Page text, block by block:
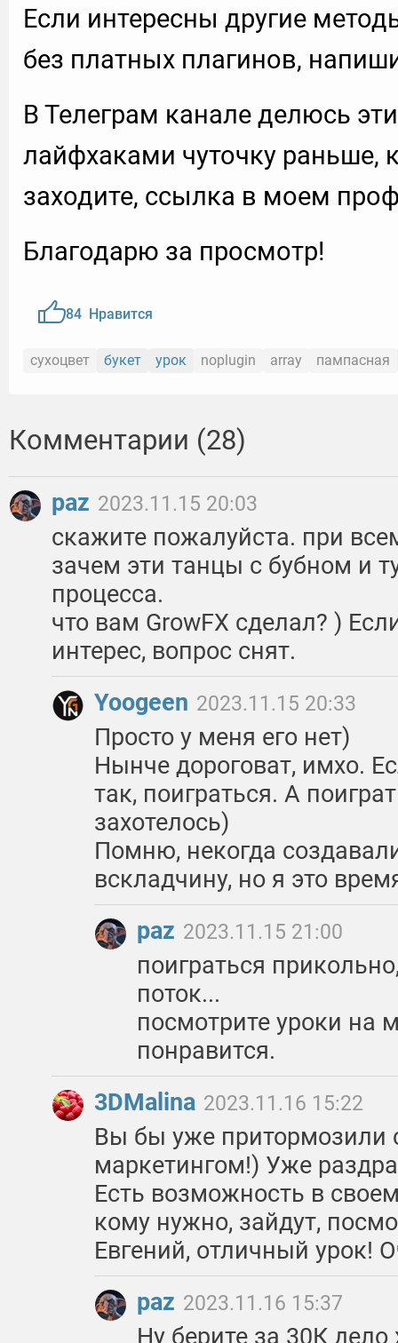
Если интересны другие
без платных плагинов,
В Телеграм канале делюсь
лайфхаками чуточку раньше,
заходите, ссылка в моем
Благодарю за просмотр!
84 Нравится
сухоцвет букет урок noplugin array пампасная
Комментарии (28)
paz 2023.11.15 20:03
скажите пожалуйста. при
зачем эти танцы с бубном и
процесса.
что вам GrowFX сделал? )
интерес, вопрос снят.
Yoogeen 2023.11.15 20:33
Просто у меня его нет)
Нынче дороговат, имхо.
так, поиграться. А
захотелось)
Помню, некогда
вскладчину, но я это
paz 2023.11.15 21:00
поиграться
поток...
посмотрите уроки на
понравится.
3DMalina 2023.11.16 15:22
Вы бы уже притормозили
маркетингом!) Уже
Есть возможность в
кому нужно, зайдут,
Евгений, отличный урок!
paz 2023.11.16 15:37
Ну берите за 30К